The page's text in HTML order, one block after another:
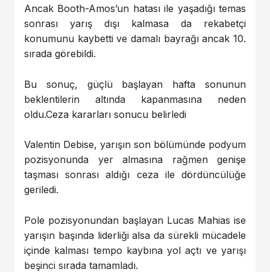
Ancak Booth-Amos’un hatası ile yaşadığı temas
sonrası yarış dışı kalmasa da rekabetçi
konumunu kaybetti ve damalı bayrağı ancak 10.
sırada görebildi.
Bu sonuç, güçlü başlayan hafta sonunun
beklentilerin altında kapanmasına neden
oldu.Ceza kararları sonucu belirledi
Valentin Debise, yarışın son bölümünde podyum
pozisyonunda yer almasına rağmen genişe
taşması sonrası aldığı ceza ile dördüncülüğe
geriledi.
Pole pozisyonundan başlayan Lucas Mahias ise
yarışın başında liderliği alsa da sürekli mücadele
içinde kalması tempo kaybına yol açtı ve yarışı
beşinci sırada tamamladı.